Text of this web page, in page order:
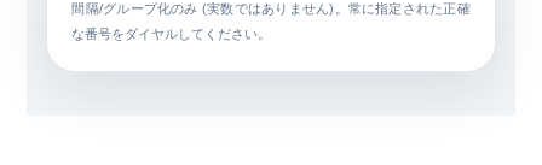
間隔/グループ化のみ (実数ではありません)。常に指定された正確
な番号をダイヤルしてください。